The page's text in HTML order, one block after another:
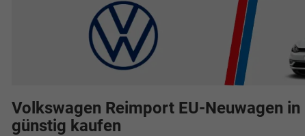
Volkswagen Reimport EU-Neuwagen in
günstig kaufen